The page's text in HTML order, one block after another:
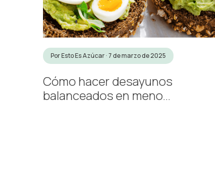
Por Esto Es Azúcar · 7 de marzo de 2025
Cómo hacer desayunos
balanceados en meno...